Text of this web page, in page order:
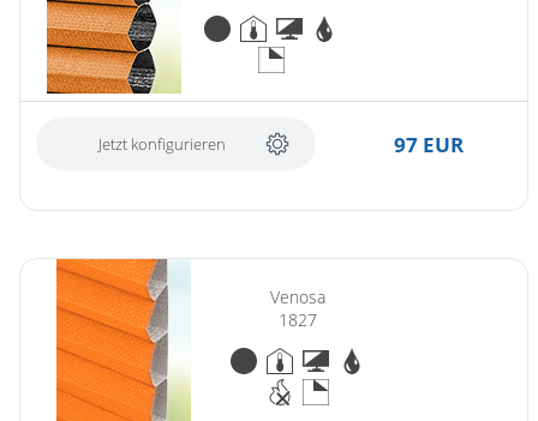
Jetzt konfigurieren 97 EUR
Venosa
1827